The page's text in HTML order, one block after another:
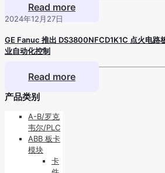
Read more
2024年12月27日
GE Fanuc 推出 DS3800NFCD1K1C 点火电路
业自动化控制
Read more
产品类别
A-B/罗克
韦尔/PLC
ABB 板卡
模块
卡